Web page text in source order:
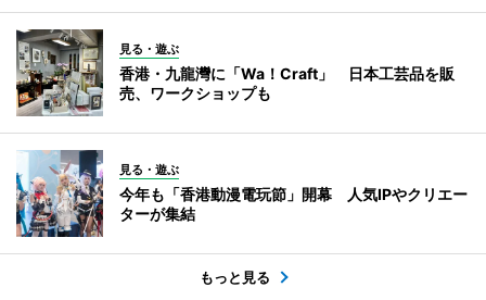
見る・遊ぶ
香港・九龍灣に「Wa！Craft」 日本工芸品を販
売、ワークショップも
見る・遊ぶ
今年も「香港動漫電玩節」開幕 人気IPやクリエー
ターが集結
もっと見る